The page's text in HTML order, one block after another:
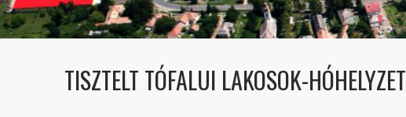
TISZTELT TÓFALUI LAKOSOK-HÓHELYZET